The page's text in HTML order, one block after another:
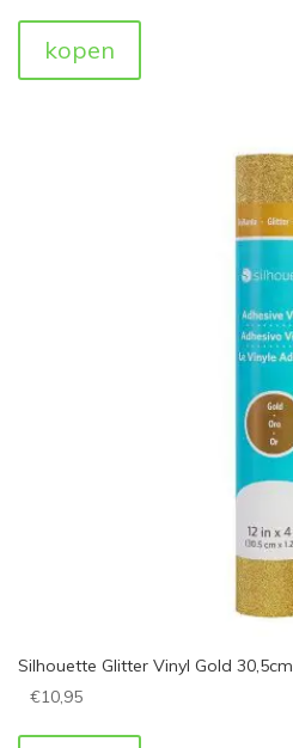
kopen
Silhouette Glitter Vinyl Gold 30,5cm
€10,95